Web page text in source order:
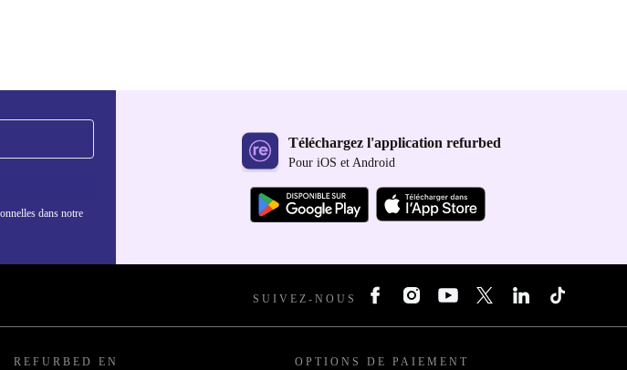
dans notre
Téléchargez l'application refurbed
Pour iOS et Android
SUIVEZ-NOUS
REFURBED EN OPTIONS DE PAIEMENT